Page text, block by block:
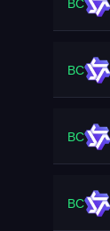
ВС
ВС
ВС